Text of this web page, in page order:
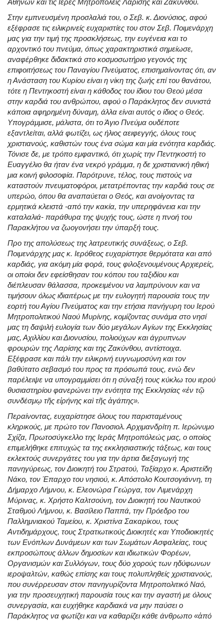
Αθηνών και τις Ιερές Μητροπόλεις Λαρίσης και Ζακύνθου.
Στην εμπνευσμένη προσλαλιά του, ο Σεβ. κ. Διονύσιος, αφού
εξέφρασε τις ειλικρινείς ευχαριστίες του στον Σεβ. Ποιμενάρχη
μας για την τιμή της προσκλήσεως, την ευγένεια και το
αρχοντικό του πνεύμα, όπως χαρακτηριστικά σημείωσε,
αναφέρθηκε διδακτικά στο κοσμοσωτήριο γεγονός της
επιφοιτήσεως του Παναγίου Πνεύματος, επισημαίνοντας ότι, αν
η Ανάσταση του Κυρίου είναι η νίκη της ζωής επί του θανάτου,
τότε η Πεντηκοστή είναι η κάθοδος του ίδιου του Θεού μέσα
στην καρδιά του ανθρώπου, αφού ο Παράκλητος δεν συνιστά
κάποια αφηρημένη δύναμη, άλλα είναι αυτός ο ίδιος ο Θεός.
Υπογράμμισε, μάλιστα, ότι το Άγιο Πνεύμα ουδέποτε
εξαντλείται, αλλά φωτίζει, ως ήλιος αειφεγγής, όλους τους
χριστιανούς, καθιστών τους ένα σώμα και μία ενότητα καρδιάς.
Τόνισε δε, με τρόπο εμφαντικό, ότι χωρίς την Πεντηκοστή το
Ευαγγέλιο θα ήταν ένα νεκρό γράμμα, η δε χριστιανική ηθική
μια κοινή φιλοσοφία. Παρότρυνε, τέλος, τους πιστούς να
καταστούν πνευματοφόροι, μετατρέποντας την καρδιά τους σε
υπερώο, όπου θα αναπαύεται ο Θεός, και ανοίγοντας τα
ερμητικά κλειστά -από την κακία, την υπερηφάνεια και την
καταλαλιά- παράθυρα της ψυχής τους, ώστε η πνοή του
Παρακλήτου να ζωογονήσει την ύπαρξή τους.
Προ της απολύσεως της λατρευτικής συνάξεως, ο Σεβ.
Ποιμενάρχης μας κ. Ιερόθεος ευχαρίστησε θερμότατα και από
καρδιάς, για ακόμη μία φορά, τους φιλοξενουμένους Αρχιερείς,
οι οποίοι δεν εφείσθησαν του κόπου του ταξιδίου και
διέπλευσαν θάλασσα, προκειμένου να λαμπρύνουν και να
τιμήσουν όλως ιδιαιτέρως με την ευλογητή παρουσία τους την
εορτή του Αγίου Πνεύματος και την ετήσια πανήγυρη του Ιερού
Μητροπολιτικού Ναού Μυρίνης, κομίζοντας συνάμα στο νησί
μας τη δαψιλή ευλογία των δύο μεγάλων Αγίων της Εκκλησίας
μας, Αχιλλίου και Διονυσίου, πολιούχων και άγρυπνων
φρουρών της Λαρίσης και της Ζακύνθου, αντίστοιχα.
Εξέφρασε και πάλι την ειλικρινή ευγνωμοσύνη και τον
βαθύτατο σεβασμό του προς τα πρόσωπά τους, ενώ δεν
παρέλειψε να υπογραμμίσει ότι η σύναξή τους κύκλω του ιερού
θυσιαστηρίου φανερώνει την ενότητα της Εκκλησίας «ἐν τῷ
συνδέσμῳ τῆς εἰρήνης καὶ τῆς ἀγάπης».
Περαίνοντας, ευχαρίστησε όλους του παρισταμένους
κληρικούς, με πρώτο τον Πανοσιολ. Αρχιμανδρίτη π. Ιερώνυμο
Σχίζα, Πρωτοσύγκελλο της Ιεράς Μητροπόλεώς μας, ο οποίος
επιμελήθηκε επιτυχώς τα της εκκλησιαστικής τάξεως, και τους
εκλεκτούς συνεργάτες του για την άρτια διεξαγωγή της
πανηγύρεως, τον Διοικητή του Στρατού, Ταξίαρχο κ. Αριστείδη
Νάκο, τον Έπαρχο του νησιού, κ. Απόστολο Κουτσογιάννη, τη
Δήμαρχο Λήμνου, κ. Ελεονώρα Γεώργα, τον Λιμενάρχη
Μύρινας, κ. Χρήστο Καλτσούνη, τον Διοικητή του Ναυτικού
Σταθμού Λήμνου, κ. Βασίλειο Παππά, την Πρόεδρο του
Παλλημνιακού Ταμείου, κ. Χριστίνα Σακαρίκου, τους
Αντιδημάρχους, τους Στρατιωτικούς Διοικητές και Υποδιοικητές
των Ενόπλων Δυνάμεων και των Σωμάτων Ασφαλείας, τους
εκπροσώπους άλλων δημοσίων και ιδιωτικών Φορέων,
Οργανισμών και Συλλόγων, τους δύο χορούς των ηδύφωνων
ιεροψαλτών, καθώς επίσης και τους πολυπληθείς χριστιανούς,
που συνέρρευσαν στον πανηγυρίζοντα Μητροπολιτικό Ναό,
για την προσευχητική παρουσία τους και την αγαστή με όλους
συνεργασία, και ευχήθηκε καρδιακά να μην παύσει ο
Παράκλητος να φωτίζει και να καθαρίζει κάθε άνθρωπο «ἀπό